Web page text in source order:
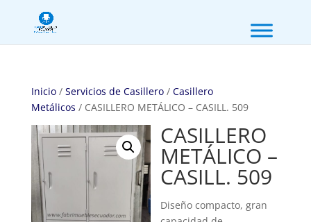
Inicio/ Servicios de Casillero/ Casillero
Metálicos / CASILLERO METÁLICO – CASILL. 509
CASILLERO
METÁLICO –
CASILL. 509
Diseño compacto, gran